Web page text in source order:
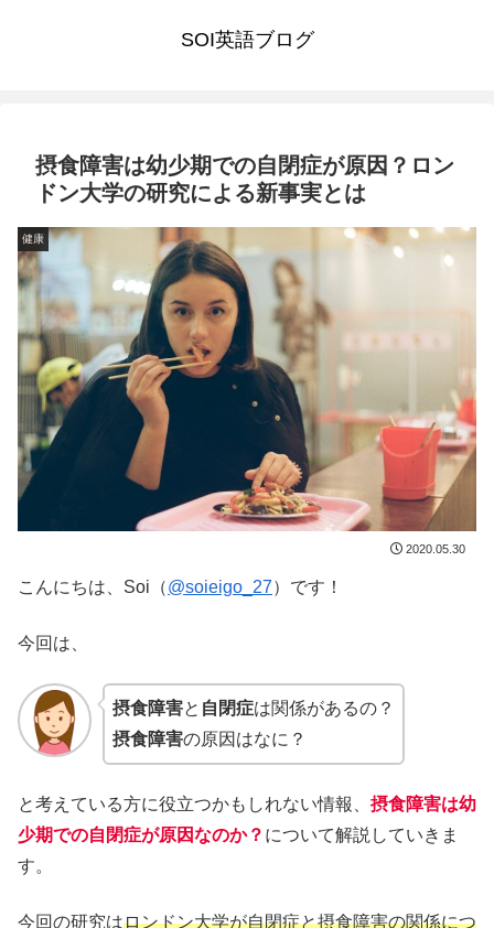
SOI英語ブログ
摂食障害は幼少期での自閉症が原因？ロン
ドン大学の研究による新事実とは
健康
2020.05.30
こんにちは、Soi（@soieigo_27）です！
今回は、
摂食障害と 自閉症は関係があるの？
摂食障害の原因はなに？
と考えている方に役立つかもしれない情報、 摂食障害は幼
少期での自閉症が原因なのか？ について解説していきま
す。
今回の研究はロンドン大学が自閉症と摂食障害の関係につ